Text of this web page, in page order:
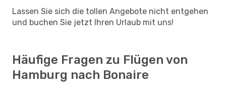
Lassen Sie sich die tollen Angebote nicht entgehen
und buchen Sie jetzt Ihren Urlaub mit uns!
Häufige Fragen zu Flügen von
Hamburg nach Bonaire